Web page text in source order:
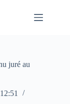
juré au